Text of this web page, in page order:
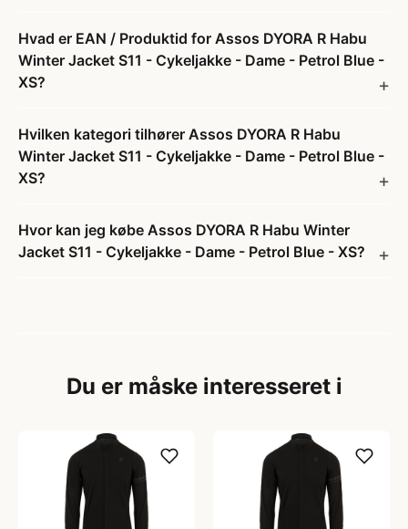
Hvad er EAN / Produktid for Assos DYORA R Habu
Winter Jacket S11 - Cykeljakke - Dame - Petrol Blue -
XS?
Hvilken kategori tilhører Assos DYORA R Habu
Winter Jacket S11 - Cykeljakke - Dame - Petrol Blue -
XS?
Hvor kan jeg købe Assos DYORA R Habu Winter
Jacket S11 - Cykeljakke - Dame - Petrol Blue - XS?
Du er måske interesseret i